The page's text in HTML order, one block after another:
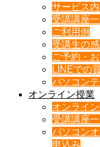
サービス
受講講座
ご利用例
受講生の
ご予約・
LINEでの
パソコン
オンライン授業
オンライ
受講講座
パソコン
申込み